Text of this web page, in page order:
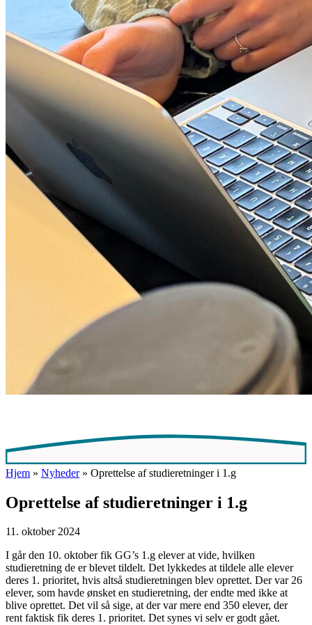
Hjem » Nyheder» Oprettelse af studieretninger i 1.g
Oprettelse af studieretninger i 1.g
11. oktober 2024
I går den 10. oktober fik GG’s 1.g elever at vide, hvilken
studieretning de er blevet tildelt. Det lykkedes at tildele alle elever
deres 1. prioritet, hvis altså studieretningen blev oprettet. Der var 26
elever, som havde ønsket en studieretning, der endte med ikke at
blive oprettet. Det vil så sige, at der var mere end 350 elever, der
rent faktisk fik deres 1. prioritet. Det synes vi selv er godt gået.